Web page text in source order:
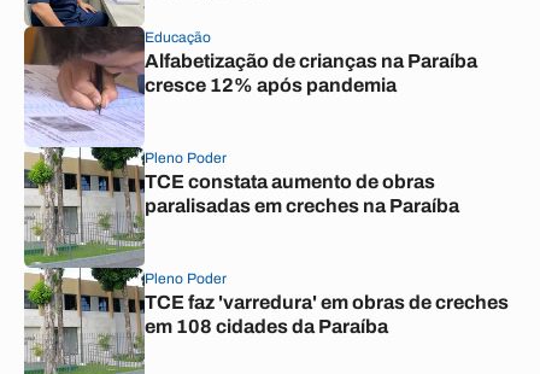
Educação
Alfabetização de crianças na Paraíba
cresce 12% após pandemia
Pleno Poder
TCE constata aumento de obras
paralisadas em creches na Paraíba
Pleno Poder
TCE faz 'varredura' em obras de creches
em 108 cidades da Paraíba